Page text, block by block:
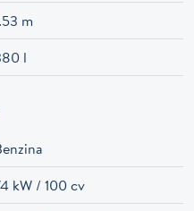
m
l
kW / 100 cv